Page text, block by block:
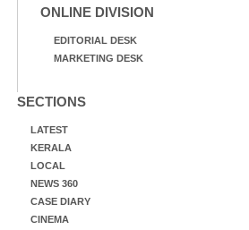
ONLINE DIVISION
EDITORIAL DESK
MARKETING DESK
SECTIONS
LATEST
KERALA
LOCAL
NEWS 360
CASE DIARY
CINEMA